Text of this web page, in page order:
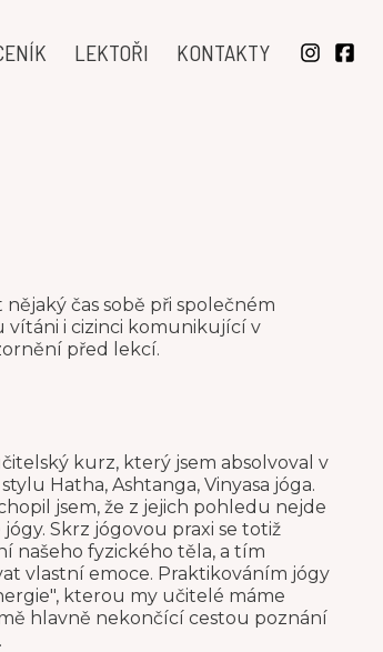
LEKTOŘI KONTAKTY
čas sobě při společném
vítáni i cizinci komunikující v
před lekcí.
kurz, který jsem absolvoval v
Hatha, Ashtanga, Vinyasa jóga.
jsem, že z jejich pohledu nejde
Skrz jógovou praxi se totiž
našeho fyzického těla, a tím
vlastní emoce. Praktikováním jógy
kterou my učitelé máme
hlavně nekončící cestou poznání